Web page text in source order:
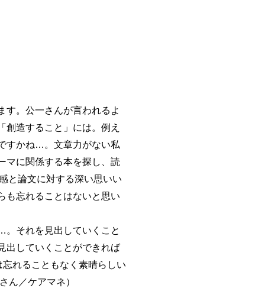
。公一さんが言われるよ
造すること」には。例え
すかね…。文章力がない私
マに関係する本を探し、読
と論文に対する深い思いい
も忘れることはないと思い
それを見出していくこと
出していくことができれば
れることもなく素晴らしい
ん／ケアマネ）